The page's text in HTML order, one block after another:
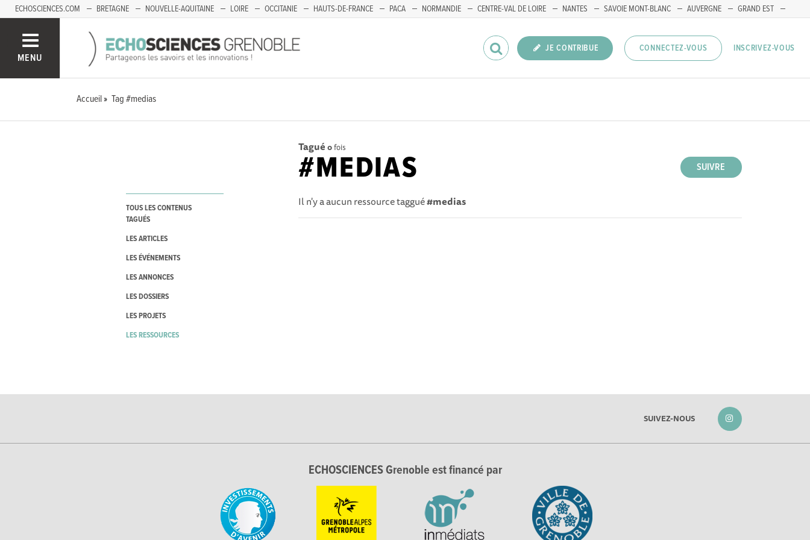
ECHOSCIENCES.COM BRETAGNE NOUVELLE-AQUITAINE LOIRE OCCITANIE HAUTS-DE-FRANCE PACA NORMANDIE CENTRE-VAL DE LOIRE NANTES SAVOIE MONT-BLANC AUVERGNE
GRAND EST
MENU
JE CONTRIBUE CONNECTEZ-VOUS INSCRIVEZ-VOUS
Accueil Tag #medias
TOUS LES CONTENUS
TAGUÉS
LES ARTICLES
LES ÉVÉNEMENTS
LES ANNONCES
LES DOSSIERS
LES PROJETS
LES RESSOURCES
Tagué 0fois
SUIVRE
#MEDIAS
Il n'y a aucun ressource taggué#medias
SUIVEZ-NOUS
ECHOSCIENCES Grenoble est financé par